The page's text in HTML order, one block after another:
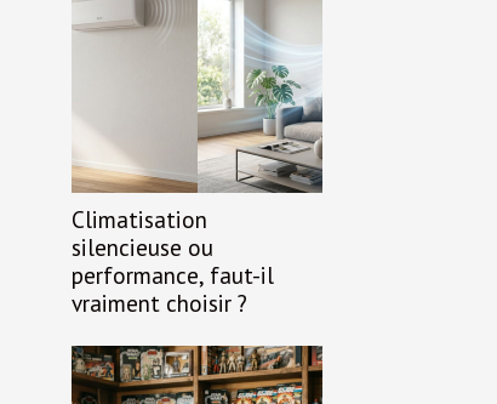
Climatisation
silencieuse ou
performance, faut-il
vraiment choisir ?